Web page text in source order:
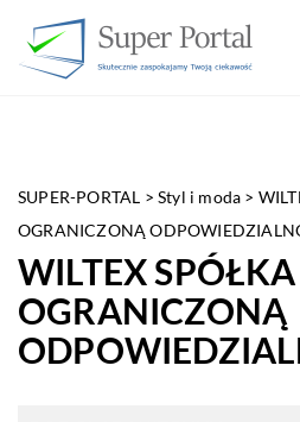
SUPER-PORTAL >Styl i moda >
OGRANICZONĄ
WILTEX
OGRANICZONĄ